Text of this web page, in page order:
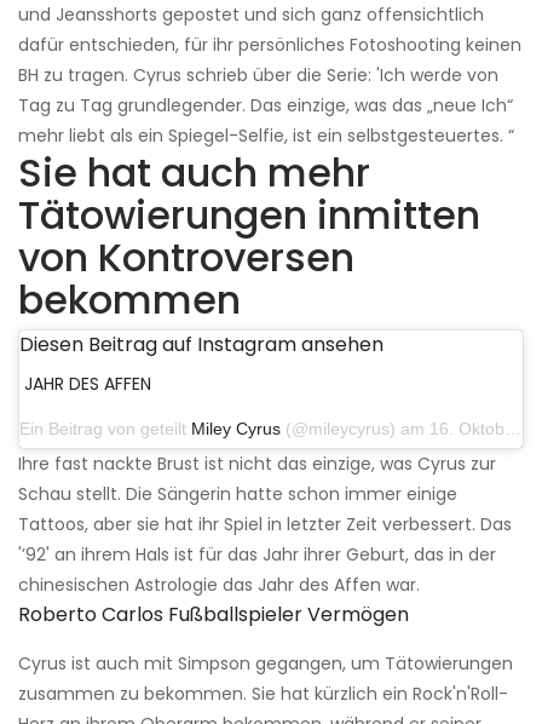
und Jeansshorts gepostet und sich ganz offensichtlich
dafür entschieden, für ihr persönliches Fotoshooting keinen
BH zu tragen. Cyrus schrieb über die Serie: 'Ich werde von
Tag zu Tag grundlegender. Das einzige, was das „neue Ich“
mehr liebt als ein Spiegel-Selfie, ist ein selbstgesteuertes. “
Sie hat auch mehr
Tätowierungen inmitten
von Kontroversen
bekommen
Diesen Beitrag auf Instagram ansehen
JAHR DES AFFEN
Ein Beitrag von geteilt Miley Cyrus (@mileycyrus) am 16. Oktober 2019 um 19:04 Uhr PDT
Ihre fast nackte Brust ist nicht das einzige, was Cyrus zur
Schau stellt. Die Sängerin hatte schon immer einige
Tattoos, aber sie hat ihr Spiel in letzter Zeit verbessert. Das
'’92' an ihrem Hals ist für das Jahr ihrer Geburt, das in der
chinesischen Astrologie das Jahr des Affen war.
Roberto Carlos Fußballspieler Vermögen
Cyrus ist auch mit Simpson gegangen, um Tätowierungen
zusammen zu bekommen. Sie hat kürzlich ein Rock'n'Roll-